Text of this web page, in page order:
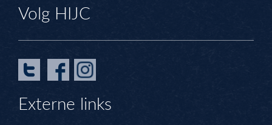
Volg HIJC
Externe links